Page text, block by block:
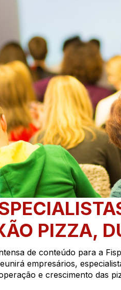
PIZZA,
de conteúdo para a
empresários,
e crescimento das